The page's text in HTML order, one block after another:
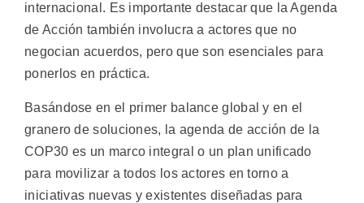
internacional. Es importante destacar que la Agenda
de Acción también involucra a actores que no
negocian acuerdos, pero que son esenciales para
ponerlos en práctica.
Basándose en el primer balance global y en el
granero de soluciones, la agenda de acción de la
COP30 es un marco integral o un plan unificado
para movilizar a todos los actores en torno a
iniciativas nuevas y existentes diseñadas para